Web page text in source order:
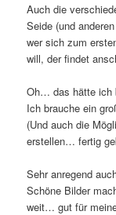
Auch die
Seide (und
wer sich zum
will, der findet
Oh… das hätte ich
Ich brauche ein
(Und auch die
erstellen… fertig
Sehr anregend
Schöne Bilder
weit… gut für